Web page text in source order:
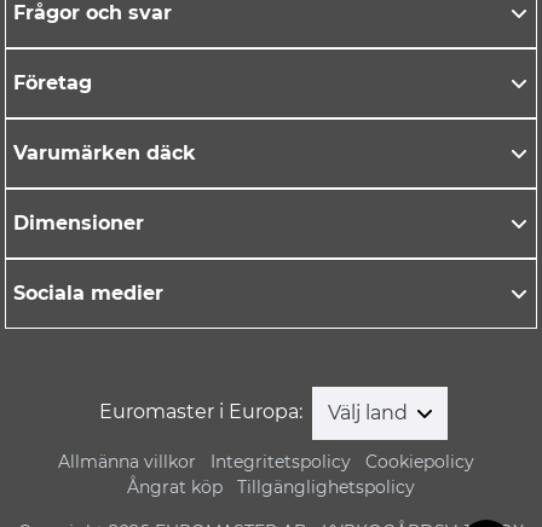
Frågor och svar
Företag
Varumärken däck
Dimensioner
Sociala medier
Euromaster i Europa: Välj land
Allmänna villkor Integritetspolicy
Cookiepolicy
Ångrat köp
Tillgänglighetspolicy